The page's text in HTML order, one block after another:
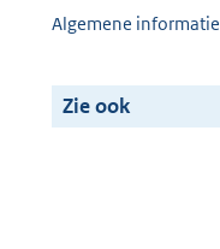
Algemene informatie
Zie ook